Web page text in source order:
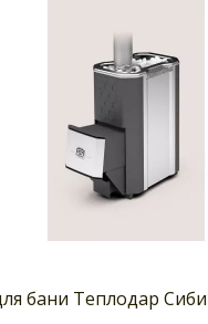
бани Теплодар